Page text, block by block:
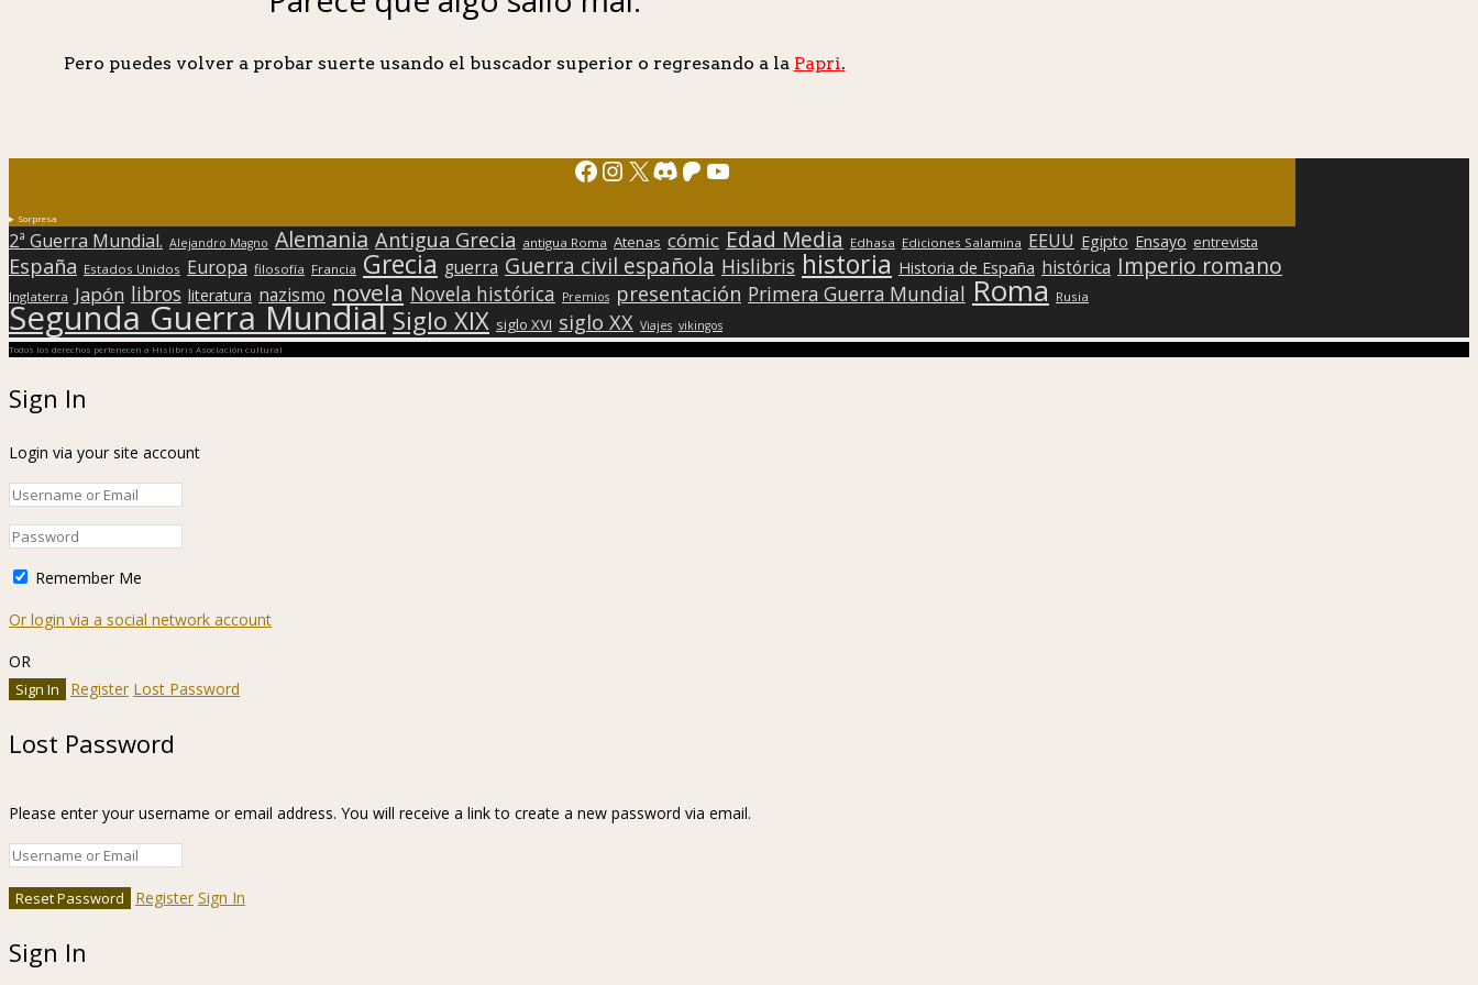
Pero puedes volver a probar suerte usando el buscador superior o regresando a la Papri.
Facebook
Instagram
X Discord
Patreon
YouTube
Sorpresa
2ª Guerra Mundial. Alejandro Magno Alemania Antigua Grecia antigua Roma Atenas cómic Edad Media Edhasa Ediciones Salamina EEUU Egipto Ensayo entrevista
España Estados Unidos Europa filosofía Francia Grecia guerra Guerra civil española Hislibris historia Historia de España histórica Imperio romano
Inglaterra Japón libros literatura nazismo novela Novela histórica Premios presentación Primera Guerra Mundial Roma Rusia
Segunda Guerra Mundial Siglo XIX siglo XVI siglo XX Viajes vikingos
Todos los derechos pertenecen a Hislibris Asociación cultural
Sign In
Login via your site account
Remember Me
Or login via a social network account
OR
Register Lost Password
Lost Password
Please enter your username or email address. You will receive a link to create a new password via email.
Register Sign In
Sign In